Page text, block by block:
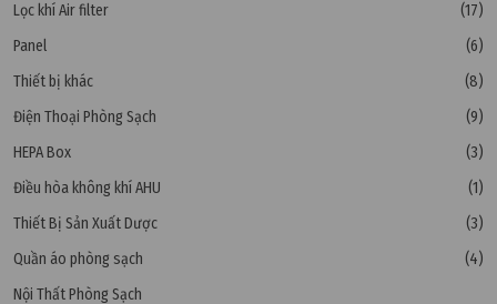
Lọc khí Air filter
(17)
Panel
(6)
Thiết bị khác
(8)
Điện Thoại Phòng Sạch
(9)
HEPA Box
(3)
Điều hòa không khí AHU
(1)
Thiết Bị Sản Xuất Dược
(3)
Quần áo phòng sạch
(4)
Nội Thất Phòng Sạch